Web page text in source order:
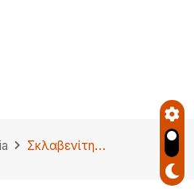
Σκλαβενίτης: 300€ Δώρο σε κάθε εργαζόμενο